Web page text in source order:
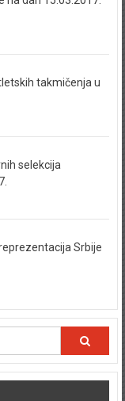
takmičenja u
selekcija
Srbije